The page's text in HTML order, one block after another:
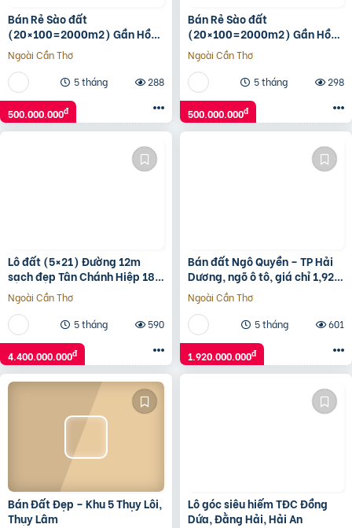
Bán Rẻ Sào đất
(20×100=2000m2) Gần Hồ
Du Lịch Thanh An, Dân Cư
đông, Thuận Tiện Buôn Bán,
500tr
Ngoài Cần Thơ
5 tháng
288
500.000.000đ
Bán Rẻ Sào đất
(20×100=2000m2) Gần Hồ
Du Lịch Thanh An, Dân Cư
đông, Thuận Tiện Buôn Bán,
500tr
Ngoài Cần Thơ
5 tháng
298
500.000.000đ
Lô đất (5×21) Đường 12m
sạch đẹp Tân Chánh Hiệp 18,
Quận 12, giá rẻ 4.4 tỷ
Ngoài Cần Thơ
5 tháng
590
4.400.000.000đ
Bán đất Ngô Quyền – TP Hải
Dương, ngõ ô tô, giá chỉ 1,92
tỷ cực tiềm năng
Ngoài Cần Thơ
5 tháng
601
1.920.000.000đ
Bán Đất Đẹp – Khu 5 Thụy Lôi,
Thụy Lâm
Lô góc siêu hiếm TĐC Đồng
Dứa, Đằng Hải, Hải An